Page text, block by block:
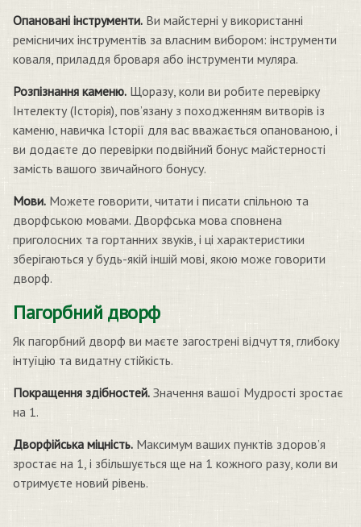
Опановані інструменти. Ви майстерні у використанні
ремісничих інструментів за власним вибором: інструменти
коваля, приладдя броваря або інструменти муляра.
Розпізнання каменю. Щоразу, коли ви робите перевірку
Інтелекту (Історія), пов’язану з походженням витворів із
каменю, навичка Історії для вас вважається опанованою, і
ви додаєте до перевірки подвійний бонус майстерності
замість вашого звичайного бонусу.
Мови. Можете говорити, читати і писати спільною та
дворфською мовами. Дворфська мова сповнена
приголосних та гортанних звуків, і ці характеристики
зберігаються у будь-якій іншій мові, якою може говорити
дворф.
Пагорбний дворф
Як пагорбний дворф ви маєте загострені відчуття, глибоку
інтуїцію та видатну стійкість.
Покращення здібностей. Значення вашої Мудрості зростає
на 1.
Дворфійська міцність. Максимум ваших пунктів здоров’я
зростає на 1, і збільшується ще на 1 кожного разу, коли ви
отримуєте новий рівень.